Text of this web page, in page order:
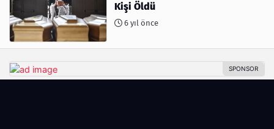
Kişi Öldü
6 yıl önce